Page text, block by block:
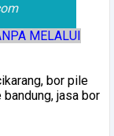
MELALUI
bor pile
jasa bor